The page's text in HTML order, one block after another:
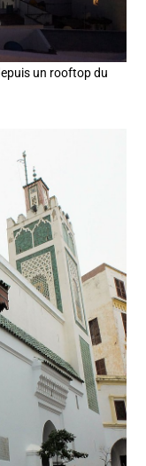
un rooftop du